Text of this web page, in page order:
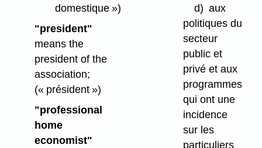
domestique »)
"president"
means the
president of the
association;
(« président »)
"professional
home
economist"
d) aux
politiques du
secteur
public et
privé et aux
programmes
qui ont une
incidence
sur les
particuliers